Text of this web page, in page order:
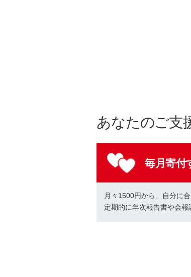
あなたのご支
毎月寄付
月々1500円から、自分に
定期的に年次報告書や会報